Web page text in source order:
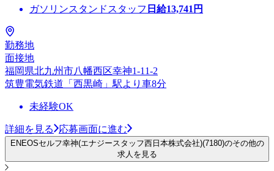
ガソリンスタンドスタッフ 日給13,741 円
勤務地
面接地
福岡県北九州市八幡西区幸神1-11-2
筑豊電気鉄道「西黒崎」駅より車8分
未経験OK
詳細を見る 応募画面に進む
ENEOSセルフ幸神(エナジースタッフ西日本株式会社)(7180)のその他の
求人を見る